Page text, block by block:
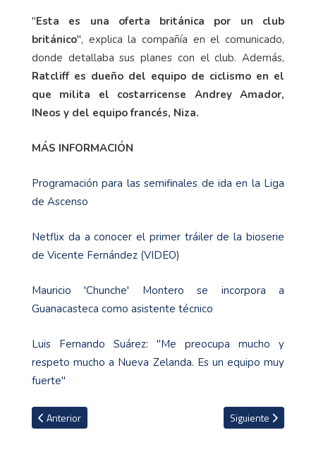
"Esta es una oferta británica por un club
británico", explica la compañía en el comunicado,
donde detallaba sus planes con el club. Además,
Ratcliff es dueño del equipo de ciclismo en el
que milita el costarricense Andrey Amador,
INeos y del equipo francés, Niza.
MÁS INFORMACIÓN
Programación para las semifinales de ida en la Liga
de Ascenso
Netflix da a conocer el primer tráiler de la bioserie
de Vicente Fernández (VIDEO)
Mauricio 'Chunche' Montero se incorpora a
Guanacasteca como asistente técnico
Luis Fernando Suárez: "Me preocupa mucho y
respeto mucho a Nueva Zelanda. Es un equipo muy
fuerte"
Artículo anterior: FIFA cierra segunda fase de venta de entradas
Anterior Artículo siguiente:
Siguiente